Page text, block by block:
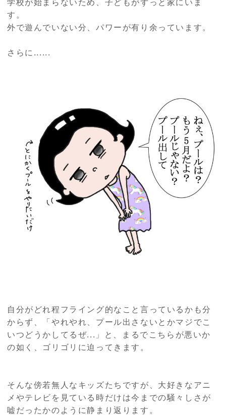
学校が始まらないため、子どもがずっと家にいま
す。
外で遊んでいない分、パワーが有り余っています。
さらに......
自分がどれ程フライング的なこと言っているかも分
からず、「やれやれ、プール出さないとかマジでこ
いつどうかしてるぜ...」と、まるでこちらが悪いか
の如く、ゴリゴリに迫ってきます。
そんな傍若無人なキッズたちですが、大好きなアニ
メやテレビを見ている時だけは今までの騒々しさが
嘘だったかのように静まり返ります。